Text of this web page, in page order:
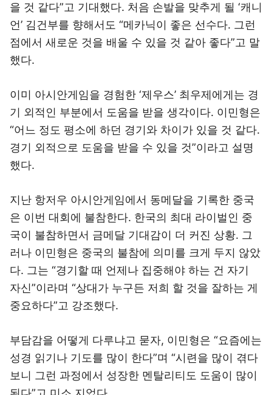
을 것 같다”고 기대했다. 처음 손발을 맞추게 될 ‘캐니
언’ 김건부를 향해서도 “메카닉이 좋은 선수다. 그런
점에서 새로운 것을 배울 수 있을 것 같아 좋다”고 말
했다.
이미 아시안게임을 경험한 ‘제우스’ 최우제에게는 경
기 외적인 부분에서 도움을 받을 생각이다. 이민형은
“어느 정도 평소에 하던 경기와 차이가 있을 것 같다.
경기 외적으로 도움을 받을 수 있을 것”이라고 설명
했다.
지난 항저우 아시안게임에서 동메달을 기록한 중국
은 이번 대회에 불참한다. 한국의 최대 라이벌인 중
국이 불참하면서 금메달 기대감이 더 커진 상황. 그
러나 이민형은 중국의 불참에 의미를 크게 두지 않았
다. 그는 “경기할 때 언제나 집중해야 하는 건 자기
자신”이라며 “상대가 누구든 저희 할 것을 잘하는 게
중요하다”고 강조했다.
부담감을 어떻게 다루냐고 묻자, 이민형은 “요즘에는
성경 읽기나 기도를 많이 한다”며 “시련을 많이 겪다
보니 그런 과정에서 성장한 멘탈리티도 도움이 많이